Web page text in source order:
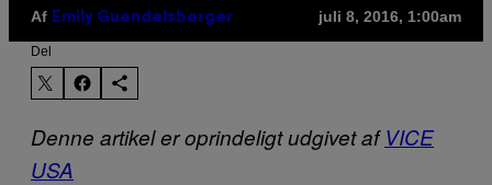
Af Emily Guendelsberger juli 8, 2016, 1:00am
Del
Denne artikel er oprindeligt udgivet afVICE
USA